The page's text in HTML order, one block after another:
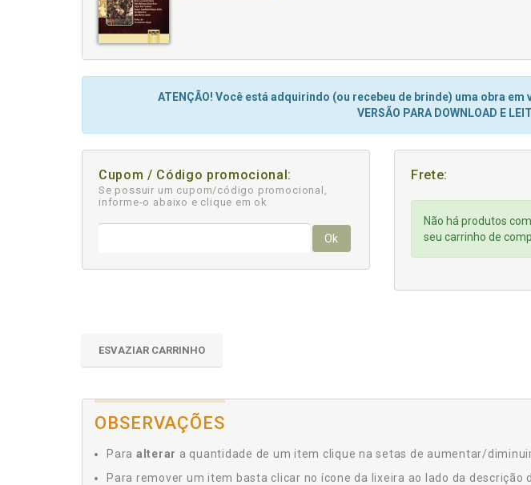
ATENÇÃO! Você está adquirindo (ou recebeu de brinde) uma obra
VERSÃO PARA DOWNLOAD E
Cupom / Código promocional:
Se possuir um cupom/código promocional,
informe-o abaixo e clique em ok
Ok
Frete:
Não há produtos
seu carrinho de
ESVAZIAR CARRINHO
OBSERVAÇÕES
Para alterar a quantidade de um item clique na setas de aumentar/
Para remover um item basta clicar no ícone da lixeira ao lado da descrição